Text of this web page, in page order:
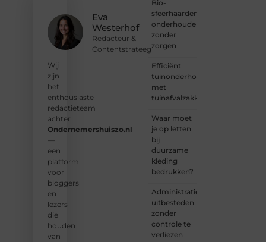
Eva
Westerhof
Redacteur &
Contentstrateeg
Wij
zijn
het
enthousiaste
redactieteam
achter
Ondernemershuiszo.nl
—
een
platform
voor
bloggers
en
lezers
die
houden
van
Bio-
sfeerhaarden
onderhouden
zonder
zorgen
Efficiënt
tuinonderhoud
met
tuinafvalzakken
Waar moet
je op letten
bij
duurzame
kleding
bedrukken?
Administratie
uitbesteden
zonder
controle te
verliezen